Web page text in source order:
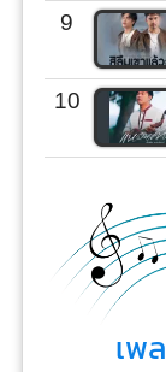
9
10
เพ